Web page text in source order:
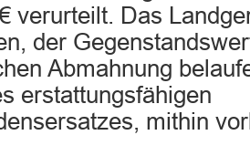
verurteilt. Das
der
Abmahnung
erstattungsfähigen
mithin